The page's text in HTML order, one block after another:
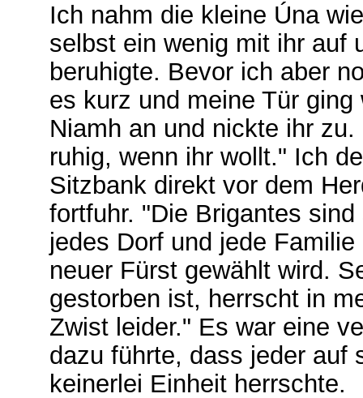
Ich nahm die kleine Úna
selbst ein wenig mit ihr auf
beruhigte. Bevor ich aber
es kurz und meine Tür
Niamh an und nickte ihr
ruhig, wenn ihr wollt." Ich
Sitzbank direkt vor dem
fortfuhr. "Die Brigantes
jedes Dorf und jede
neuer Fürst gewählt wird.
gestorben ist, herrscht in
Zwist leider." Es war eine
dazu führte, dass jeder auf
keinerlei Einheit herrschte.